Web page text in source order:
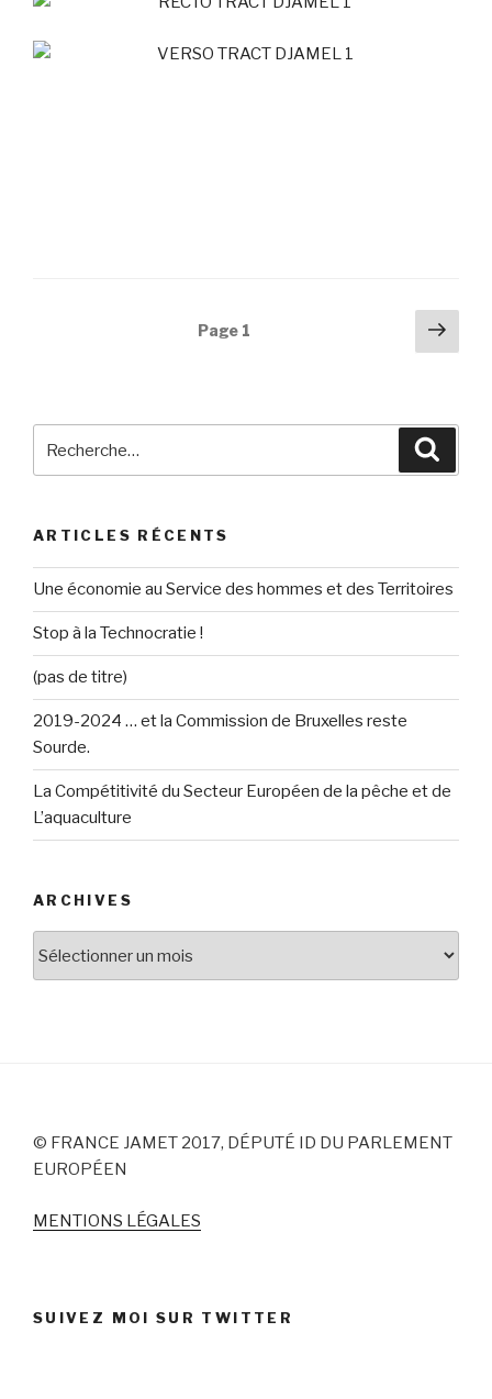
Page 1
ARTICLES RÉCENTS
Une économie au Service des hommes et des Territoires
Stop à la Technocratie !
(pas de titre)
2019-2024 … et la Commission de Bruxelles reste
Sourde.
La Compétitivité du Secteur Européen de la pêche et de
L’aquaculture
ARCHIVES
© FRANCE JAMET 2017, DÉPUTÉ ID DU PARLEMENT
EUROPÉEN
MENTIONS LÉGALES
SUIVEZ MOI SUR TWITTER